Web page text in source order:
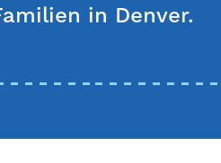
in Denver.